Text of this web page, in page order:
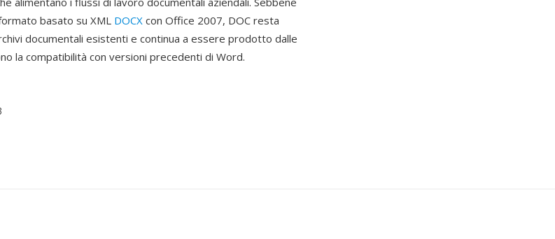
basato su XML DOCX con Office 2007, DOC resta
documentali esistenti e continua a essere prodotto dalle
la compatibilità con versioni precedenti di Word.